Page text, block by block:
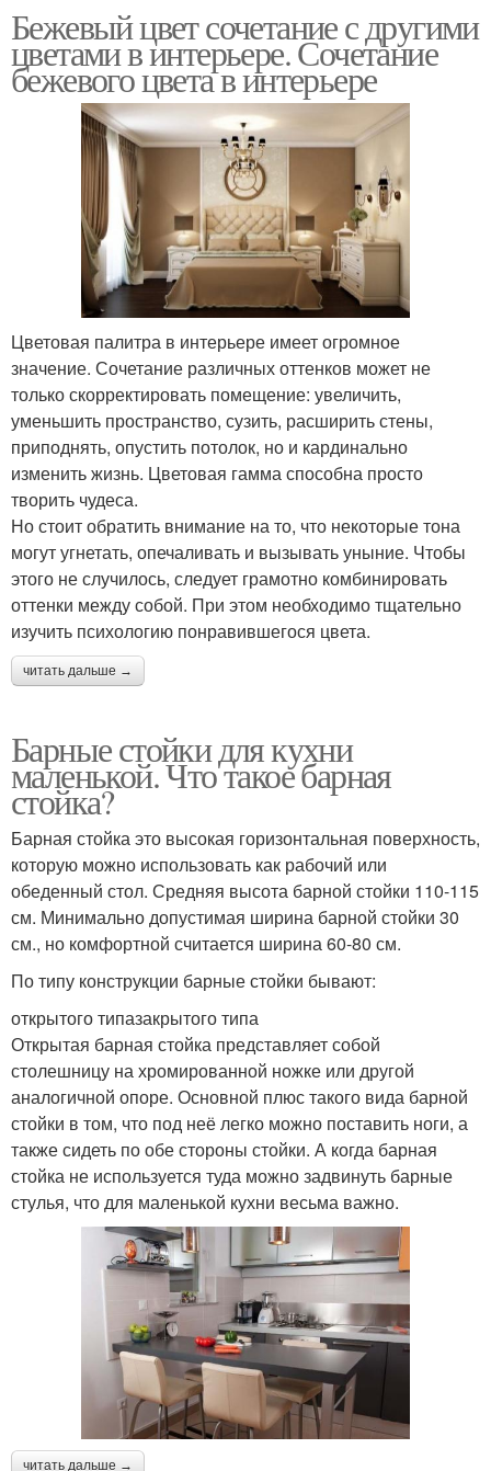
Бежевый цвет сочетание с другими
цветами в интерьере. Сочетание
бежевого цвета в интерьере
Цветовая палитра в интерьере имеет огромное
значение. Сочетание различных оттенков может не
только скорректировать помещение: увеличить,
уменьшить пространство, сузить, расширить стены,
приподнять, опустить потолок, но и кардинально
изменить жизнь. Цветовая гамма способна просто
творить чудеса.
Но стоит обратить внимание на то, что некоторые тона
могут угнетать, опечаливать и вызывать уныние. Чтобы
этого не случилось, следует грамотно комбинировать
оттенки между собой. При этом необходимо тщательно
изучить психологию понравившегося цвета.
читать дальше →
Барные стойки для кухни
маленькой. Что такое барная
стойка?
Барная стойка это высокая горизонтальная поверхность,
которую можно использовать как рабочий или
обеденный стол. Средняя высота барной стойки 110-115
см. Минимально допустимая ширина барной стойки 30
см., но комфортной считается ширина 60-80 см.
По типу конструкции барные стойки бывают:
открытого типазакрытого типа
Открытая барная стойка представляет собой
столешницу на хромированной ножке или другой
аналогичной опоре. Основной плюс такого вида барной
стойки в том, что под неё легко можно поставить ноги, а
также сидеть по обе стороны стойки. А когда барная
стойка не используется туда можно задвинуть барные
стулья, что для маленькой кухни весьма важно.
читать дальше →